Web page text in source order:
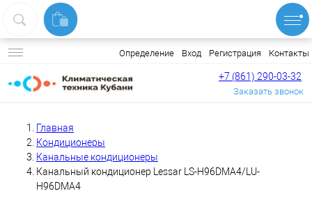
Определение Вход Регистрация Контакты
+7 (861) 290-03-32
Заказать звонок
Главная
Кондиционеры
Канальные кондиционеры
Канальный кондиционер Lessar LS-H96DMA4/LU-
H96DMA4